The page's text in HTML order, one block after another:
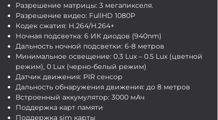
Разрешение матрицы: 3 мегапикселя.
Разрешение видео: FullHD 1080P
Кодек сжатия: Н.264/H.264+
Ночная подсветка: 6 ИК диодов (940nm)
Дальность ночной подсветки: 6-8 метров
Минимальное освещение: 0.3 Lux – 0.5 Lux (цветной
режим), 0 Lux (черно-белый режим)
Датчик движения: PIR сенсор
Дальность обнаружения движения: до 8 метров
Встроенный аккумулятор: 3000 мАч
Поддержка карт памяти
Поддержка sim карты